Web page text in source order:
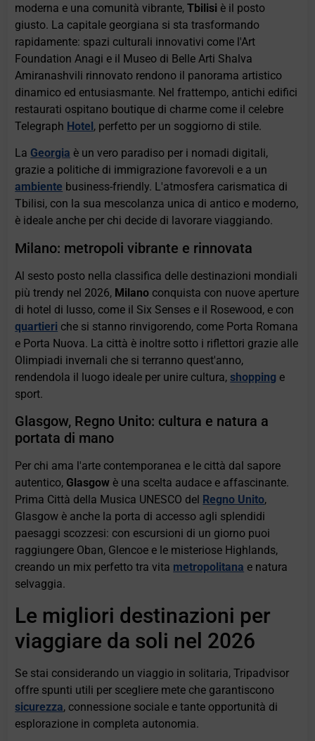
moderna e una comunità vibrante,Tbilisi è il posto
giusto. La capitale georgiana si sta trasformando
rapidamente: spazi culturali innovativi come l'Art
Foundation Anagi e il Museo di Belle Arti Shalva
Amiranashvili rinnovato rendono il panorama artistico
dinamico ed entusiasmante. Nel frattempo, antichi edifici
restaurati ospitano boutique di charme come il celebre
Telegraph Hotel, perfetto per un soggiorno di stile.
La Georgia è un vero paradiso per i nomadi digitali,
grazie a politiche di immigrazione favorevoli e a un
ambiente business-friendly. L'atmosfera carismatica di
Tbilisi, con la sua mescolanza unica di antico e moderno,
è ideale anche per chi decide di lavorare viaggiando.
Milano: metropoli vibrante e rinnovata
Al sesto posto nella classifica delle destinazioni mondiali
più trendy nel 2026, Milano conquista con nuove aperture
di hotel di lusso, come il Six Senses e il Rosewood, e con
quartieri che si stanno rinvigorendo, come Porta Romana
e Porta Nuova. La città è inoltre sotto i riflettori grazie alle
Olimpiadi invernali che si terranno quest'anno,
rendendola il luogo ideale per unire cultura,shopping e
sport.
Glasgow, Regno Unito: cultura e natura a
portata di mano
Per chi ama l'arte contemporanea e le città dal sapore
autentico, Glasgow è una scelta audace e affascinante.
Prima Città della Musica UNESCO del Regno Unito,
Glasgow è anche la porta di accesso agli splendidi
paesaggi scozzesi: con escursioni di un giorno puoi
raggiungere Oban, Glencoe e le misteriose Highlands,
creando un mix perfetto tra vita metropolitana e natura
selvaggia.
Le migliori destinazioni per
viaggiare da soli nel 2026
Se stai considerando un viaggio in solitaria, Tripadvisor
offre spunti utili per scegliere mete che garantiscono
sicurezza, connessione sociale e tante opportunità di
esplorazione in completa autonomia.